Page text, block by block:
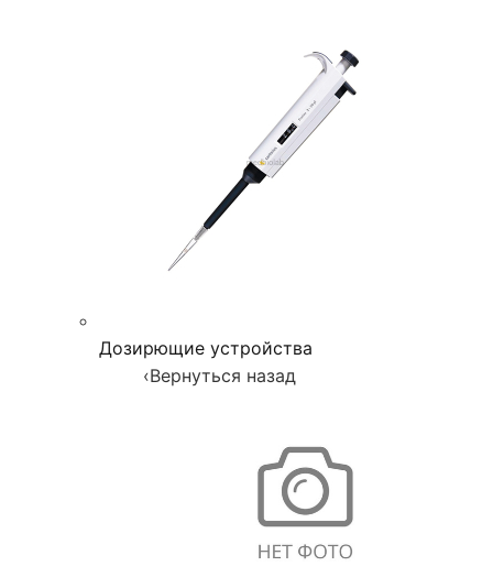
Дозирющие устройства
‹Вернуться назад